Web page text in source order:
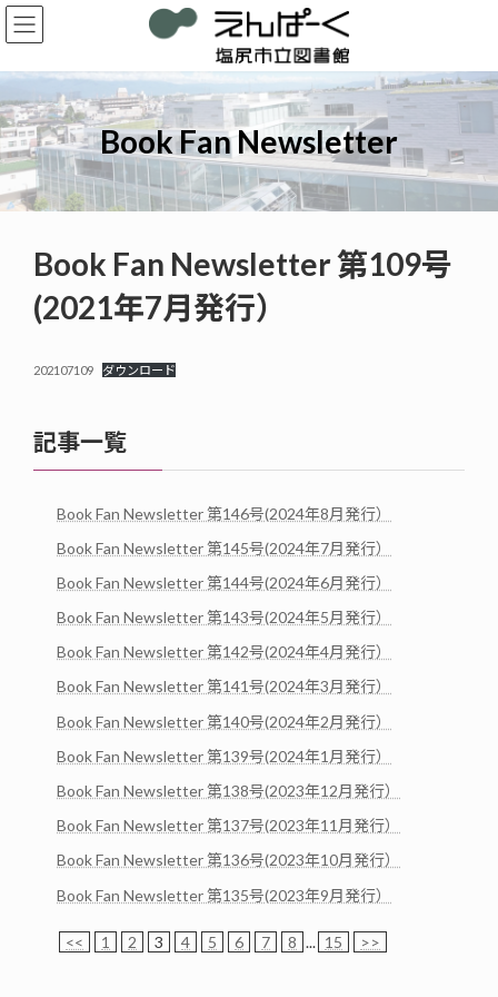
コ
ン
ン
ツ
へ
ス
キ
ッ
プ
ナ
ビ
ー
シ
ョ
ン
に
移
動
Book Fan Newsletter
Book Fan Newsletter 第109号
(2021年7月発行）
202107109 ダウンロード
記事一覧
Book Fan Newsletter 第146号(2024年8月発行）
Book Fan Newsletter 第145号(2024年7月発行）
Book Fan Newsletter 第144号(2024年6月発行）
Book Fan Newsletter 第143号(2024年5月発行）
Book Fan Newsletter 第142号(2024年4月発行）
Book Fan Newsletter 第141号(2024年3月発行）
Book Fan Newsletter 第140号(2024年2月発行）
Book Fan Newsletter 第139号(2024年1月発行）
Book Fan Newsletter 第138号(2023年12月発行）
Book Fan Newsletter 第137号(2023年11月発行）
Book Fan Newsletter 第136号(2023年10月発行）
Book Fan Newsletter 第135号(2023年9月発行）
<< 1 2 3 4 5 6 7 8 ... 15 >>